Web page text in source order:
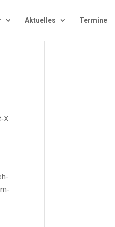
Aktu­el­les Ter­mi­ne